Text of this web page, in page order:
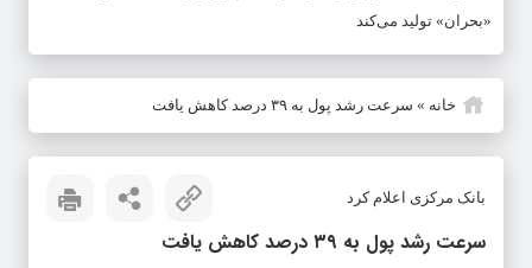
«بحران» تولید می‌کند
خانه » سرعت رشد پول به ۳۹ درصد کاهش یافت
بانک مرکزی اعلام کرد
سرعت رشد پول به ۳۹ درصد کاهش یافت